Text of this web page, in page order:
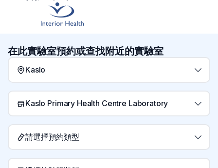
在此實驗室預約或查找附近的實驗室
Kaslo
Kaslo Primary Health Centre Laboratory
請選擇預約類型